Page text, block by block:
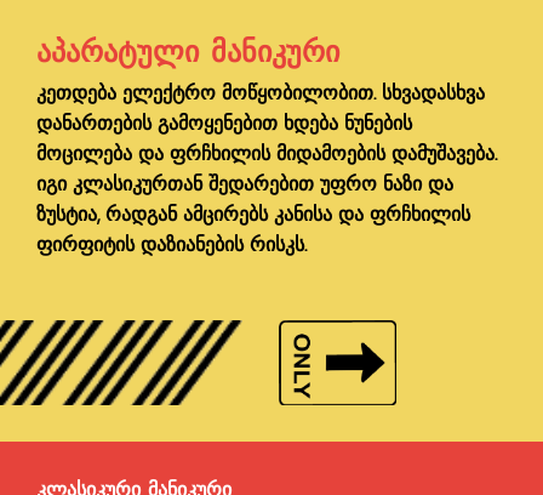
ᲐᲞᲐᲠᲐᲢᲣᲚᲘ ᲛᲐᲜᲘᲙᲣᲠᲘ
კეთდება ელექტრო მოწყობილობით. სხვადასხვა
დანართების გამოყენებით ხდება ნუნების
მოცილება და ფრჩხილის მიდამოების დამუშავება.
იგი კლასიკურთან შედარებით უფრო ნაზი და
ზუსტია, რადგან ამცირებს კანისა და ფრჩხილის
ფირფიტის დაზიანების რისკს.
ᲙᲚᲐᲡᲘᲙᲣᲠᲘ ᲛᲐᲜᲘᲙᲣᲠᲘ